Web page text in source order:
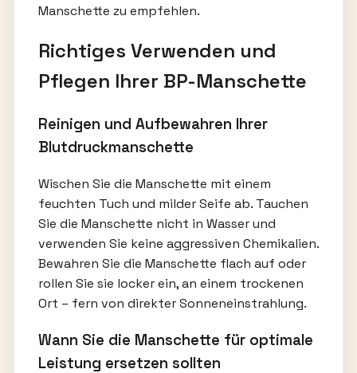
Manschette zu empfehlen.
Richtiges Verwenden und
Pflegen Ihrer BP-Manschette
Reinigen und Aufbewahren Ihrer
Blutdruckmanschette
Wischen Sie die Manschette mit einem
feuchten Tuch und milder Seife ab. Tauchen
Sie die Manschette nicht in Wasser und
verwenden Sie keine aggressiven Chemikalien.
Bewahren Sie die Manschette flach auf oder
rollen Sie sie locker ein, an einem trockenen
Ort – fern von direkter Sonneneinstrahlung.
Wann Sie die Manschette für optimale
Leistung ersetzen sollten